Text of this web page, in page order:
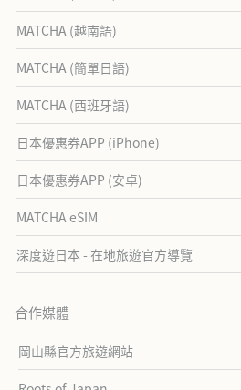
MATCHA (越南語)
MATCHA (簡單日語)
MATCHA (西班牙語)
日本優惠券APP (iPhone)
日本優惠券APP (安卓)
MATCHA eSIM
深度遊日本 - 在地旅遊官方導覽
合作媒體
岡山縣官方旅遊網站